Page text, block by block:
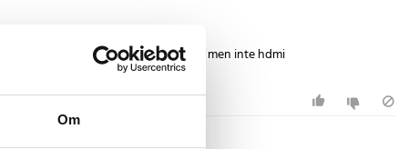
Om
funkade inte, laddningen funka men inte hdmi